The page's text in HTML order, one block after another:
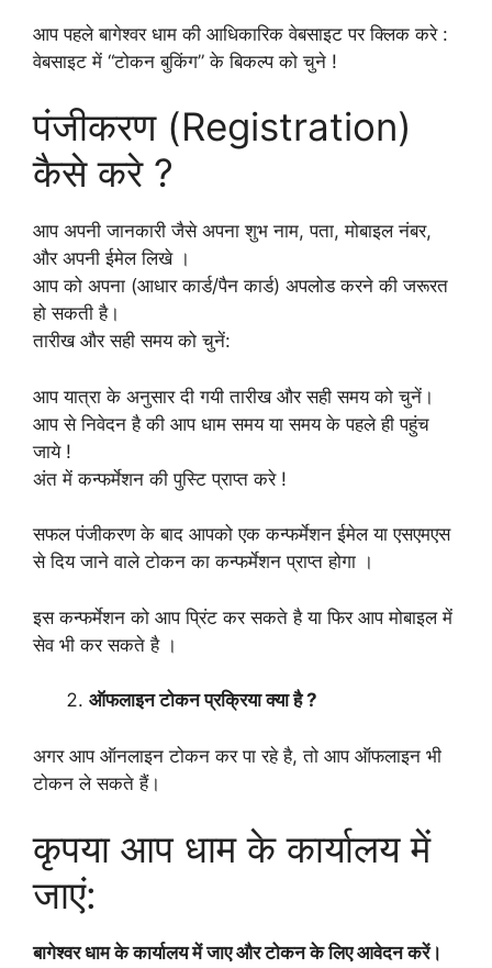
आप पहले बागेश्वर धाम की आधिकारिक वेबसाइट पर क्लिक करे :
वेबसाइट में “टोकन बुकिंग” के बिकल्प को चुने !
पंजीकरण (Registration)
कैसे करे ?
आप अपनी जानकारी जैसे अपना शुभ नाम, पता, मोबाइल नंबर,
और अपनी ईमेल लिखे ।
आप को अपना (आधार कार्ड/पैन कार्ड) अपलोड करने की जरूरत
हो सकती है।
तारीख और सही समय को चुनें:
आप यात्रा के अनुसार दी गयी तारीख और सही समय को चुनें।
आप से निवेदन है की आप धाम समय या समय के पहले ही पहुंच
जाये !
अंत में कन्फर्मेशन की पुस्टि प्राप्त करे !
सफल पंजीकरण के बाद आपको एक कन्फर्मेशन ईमेल या एसएमएस
से दिय जाने वाले टोकन का कन्फर्मेशन प्राप्त होगा ।
इस कन्फर्मेशन को आप प्रिंट कर सकते है या फिर आप मोबाइल में
सेव भी कर सकते है ।
ऑफलाइन टोकन प्रक्रिया क्या है ?
अगर आप ऑनलाइन टोकन कर पा रहे है, तो आप ऑफलाइन भी
टोकन ले सकते हैं।
कृपया आप धाम के कार्यालय में
जाएं:
बागेश्वर धाम के कार्यालय में जाए और टोकन के लिए आवेदन करें।